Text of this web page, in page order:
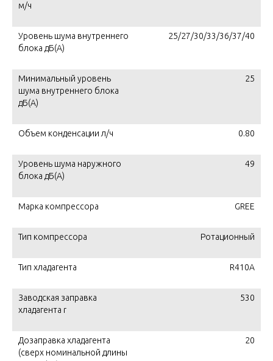
м/ч
Уровень шума внутреннего
блока дБ(А)
25/27/30/33/36/37/40
Минимальный уровень
шума внутреннего блока
дБ(А)
25
Объем конденсации л/ч 0.80
Уровень шума наружного
блока дБ(А)
49
Марка компрессора GREE
Тип компрессора Ротационный
Тип хладагента R410A
Заводская заправка
хладагента r
530
Дозаправка хладагента
(сверх номинальной длины
20